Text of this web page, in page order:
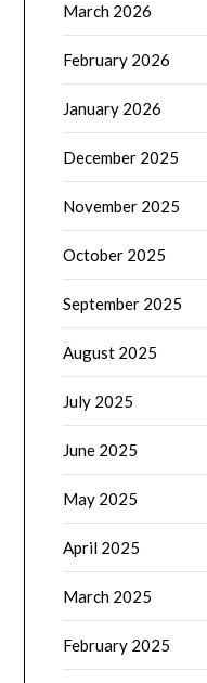
March 2026
February 2026
January 2026
December 2025
November 2025
October 2025
September 2025
August 2025
July 2025
June 2025
May 2025
April 2025
March 2025
February 2025